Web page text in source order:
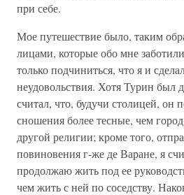
при себе.
Мое путешествие было, таким
лицами, которые обо мне
только подчиниться, что я и
неудовольствия. Хотя Турин был
считал, что, будучи столицей, он
сношения более тесные, чем
другой религии; кроме того,
повиновения г-же де Варане, я
продолжаю жить под ее
чем жить с ней по соседству.